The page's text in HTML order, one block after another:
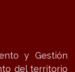
y Gestión
del territorio